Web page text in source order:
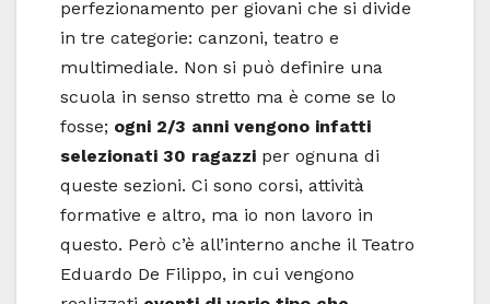
perfezionamento per giovani che si divide
in tre categorie: canzoni, teatro e
multimediale. Non si può definire una
scuola in senso stretto ma è come se lo
fosse; ogni 2/3 anni vengono infatti
selezionati 30 ragazzi per ognuna di
queste sezioni. Ci sono corsi, attività
formative e altro, ma io non lavoro in
questo. Però c’è all’interno anche il Teatro
Eduardo De Filippo, in cui vengono